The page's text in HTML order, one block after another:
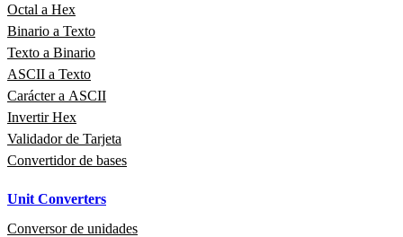
Octal a Hex
Binario a Texto
Texto a Binario
ASCII a Texto
Carácter a ASCII
Invertir Hex
Validador de Tarjeta
Convertidor de bases
Unit Converters
Conversor de unidades